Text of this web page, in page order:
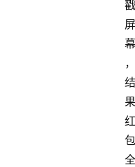
戳
屏
幕
，
结
果
红
包
全